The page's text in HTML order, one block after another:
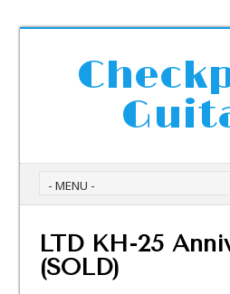
LTD KH-25
(SOLD)